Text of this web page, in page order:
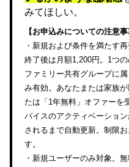
みてほしい。
【お申込みについての注意事
・新規および条件を満たす
終了後は月額1,200円。1つ
ファミリー共有グループに
み有効。あなたまたは家族
たは「1年無料」オファーを
バイスのアクティベーショ
されるまで自動更新。制限
す。
・新規ユーザーのみ対象。